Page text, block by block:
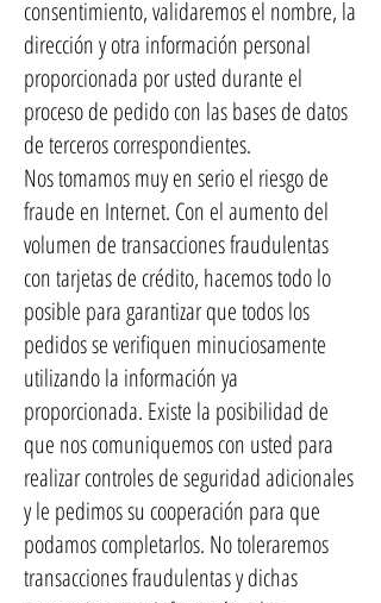
consentimiento, validaremos el nombre, la
dirección y otra información personal
proporcionada por usted durante el
proceso de pedido con las bases de datos
de terceros correspondientes.
Nos tomamos muy en serio el riesgo de
fraude en Internet. Con el aumento del
volumen de transacciones fraudulentas
con tarjetas de crédito, hacemos todo lo
posible para garantizar que todos los
pedidos se verifiquen minuciosamente
utilizando la información ya
proporcionada. Existe la posibilidad de
que nos comuniquemos con usted para
realizar controles de seguridad adicionales
y le pedimos su cooperación para que
podamos completarlos. No toleraremos
transacciones fraudulentas y dichas